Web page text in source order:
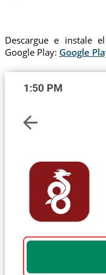
Descargue e instale
Google Play: Google